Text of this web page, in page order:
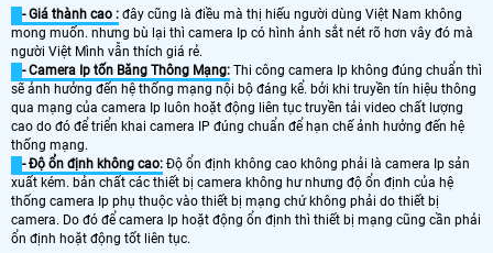
- Giá thành cao : đây cũng là điều mà thị hiếu người dùng Việt Nam không
mong muốn. nhưng bù lại thì camera Ip có hình ảnh sắt nét rõ hơn vây đó mà
người Việt Mình vẫn thích giá rẻ.
- Camera Ip tốn Băng Thông Mạng: Thi công camera Ip không đúng chuẩn thì
sẽ ảnh hưởng đến hệ thống mạng nội bộ đáng kể. bởi khi truyền tín hiệu thông
qua mạng của camera Ip luôn hoặt động liên tục truyền tải video chất lượng
cao do đó để triển khai camera IP đúng chuẩn để hạn chế ảnh hưởng đến hệ
thống mạng.
- Độ ổn định không cao: Độ ổn định không cao không phải là camera Ip sản
xuất kém. bản chất các thiết bị camera không hư nhưng độ ổn định của hệ
thống camera Ip phụ thuộc vào thiết bị mạng chứ không phải do thiết bị
camera. Do đó để camera Ip hoặt động ổn định thì thiết bị mạng cũng cần phải
ổn định hoặt động tốt liên tục.